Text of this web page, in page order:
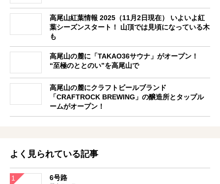
高尾山紅葉情報 2025（11月2日現在） いよいよ紅
葉シーズンスタート！ 山頂では見頃になっている木
も
高尾山の麓に「TAKAO36サウナ」がオープン！
“至極のととのい”を高尾山で
高尾山の麓にクラフトビールブランド
「CRAFTROCK BREWING」の醸造所とタップル
ームがオープン！
よく見られている記事
6号路